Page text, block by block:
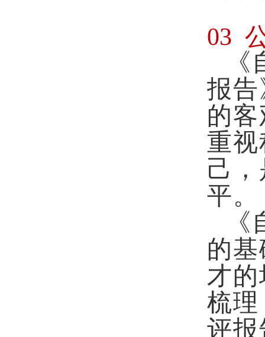
03
报
的
重
己
平。
的
才
梳
评